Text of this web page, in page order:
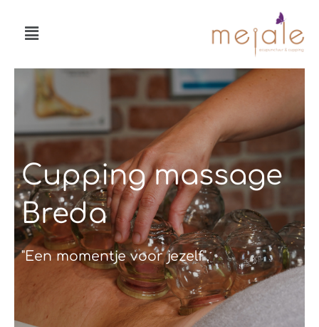
naar
inhoud
Menu
Cupping massage
Breda
"Een momentje voor jezelf".